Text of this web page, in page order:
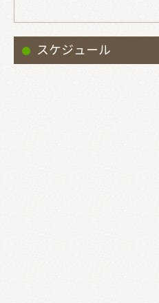
スケジュール